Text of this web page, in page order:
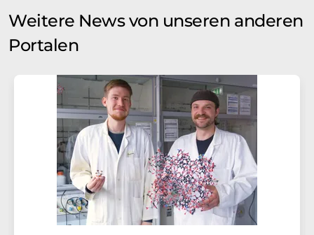
Weitere News von unseren anderen
Portalen